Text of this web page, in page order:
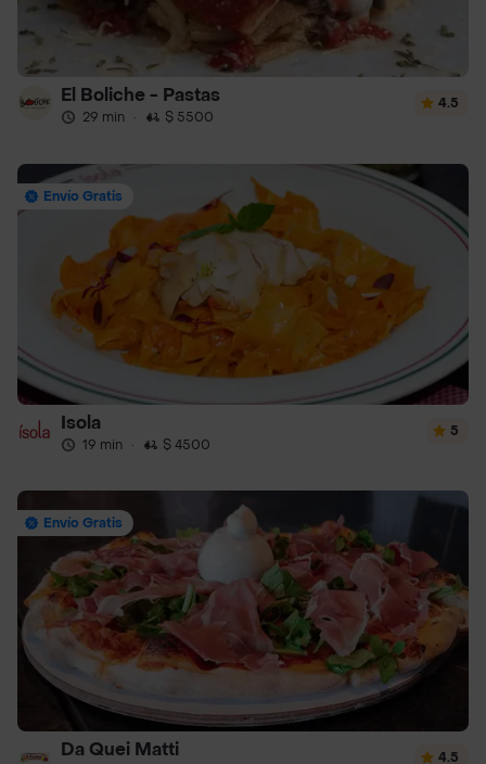
El Boliche - Pastas
29 min · $ 5500
4.5
Envío Gratis
Isola
19 min · $ 4500
5
Envío Gratis
Da Quei Matti 4.5